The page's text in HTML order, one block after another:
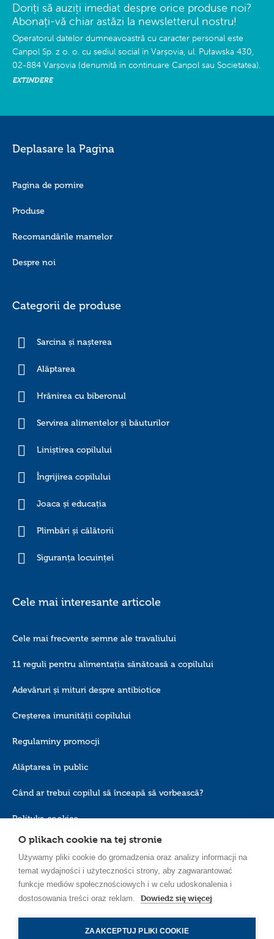
Doriți să auziți imediat despre orice produse noi?
Abonați-vă chiar astăzi la newsletterul nostru!
Operatorul datelor dumneavoastră cu caracter personal este
Canpol Sp. z o. o. cu sediul social în Varșovia, ul. Puławska 430,
02-884 Varșovia (denumită în continuare Canpol sau Societatea).
EXTINDERE
Deplasare la Pagina
Pagina de pornire
Produse
Recomandările mamelor
Despre noi
Categorii de produse
Sarcina și nașterea
Alăptarea
Hrănirea cu biberonul
Servirea alimentelor și băuturilor
Liniștirea copilului
Îngrijirea copilului
Joaca și educația
Plimbări și călătorii
Siguranța locuinței
Cele mai interesante articole
Cele mai frecvente semne ale travaliului
11 reguli pentru alimentația sănătoasă a copilului
Adevăruri și mituri despre antibiotice
Creșterea imunității copilului
Regulaminy promocji
Alăptarea în public
Când ar trebui copilul să înceapă să vorbească?
Polityka cookies
O plikach cookie na tej stronie
Używamy pliki cookie do gromadzenia oraz analizy informacji na
temat wydajności i użyteczności strony, aby zagwarantować
funkcje mediów społecznościowych i w celu udoskonalenia i
dostosowania treści oraz reklam.
Dowiedz się więcej
ZAAKCEPTUJ PLIKI COOKIE